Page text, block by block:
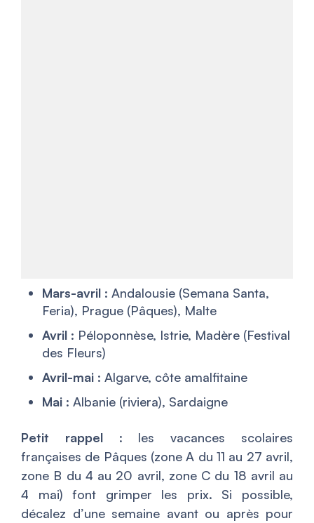
Mars-avril : Andalousie (Semana Santa,
Feria), Prague (Pâques), Malte
Avril : Péloponnèse, Istrie, Madère (Festival
des Fleurs)
Avril-mai : Algarve, côte amalfitaine
Mai : Albanie (riviera), Sardaigne
Petit rappel: les vacances scolaires
françaises de Pâques (zone A du 11 au 27 avril,
zone B du 4 au 20 avril, zone C du 18 avril au
4 mai) font grimper les prix. Si possible,
décalez d’une semaine avant ou après pour